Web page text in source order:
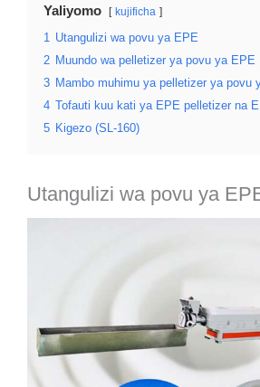
Yaliyomo kujificha
1
Utangulizi wa povu ya EPE
2 Muundo wa pelletizer ya povu ya EPE
3 Mambo muhimu ya pelletizer ya povu
4 Tofauti kuu kati ya EPE pelletizer na
5 Kigezo (SL-160)
Utangulizi wa povu ya